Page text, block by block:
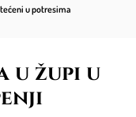
u potresima
u župi u